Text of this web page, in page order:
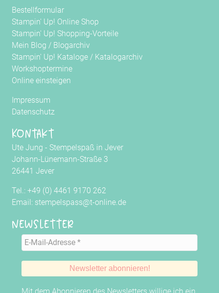
Bestellformular
Stampin' Up! Online Shop
Stampin' Up! Shopping-Vorteile
Mein Blog / Blogarchiv
Stampin' Up! Kataloge / Katalogarchiv
Workshoptermine
Online einsteigen
Impressum
Datenschutz
Kontakt
Ute Jung - Stempelspaß in Jever
Johann-Lünemann-Straße 3
26441 Jever
Tel.: +49 (0) 4461 9170 262
Email: stempelspass@t-online.de
Newsletter